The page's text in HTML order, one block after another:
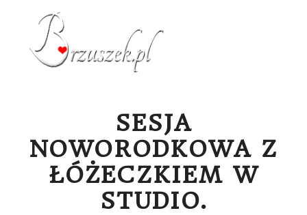
SESJA
NOWORODKOWA Z
ŁÓŻECZKIEM W
STUDIO.